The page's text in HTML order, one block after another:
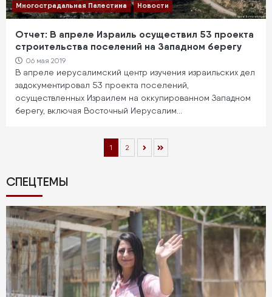
Многострадальная Палестина Новости
Отчет: В апреле Израиль осуществил 53 проекта
строительства поселений на Западном берегу
06 мая 2019
В апреле иерусалимский центр изучения израильских дел
задокументировал 53 проекта поселений,
осуществленных Израилем на оккупированном Западном
берегу, включая Восточный Иерусалим…
Текущая
1 Page
2
СПЕЦТЕМЫ